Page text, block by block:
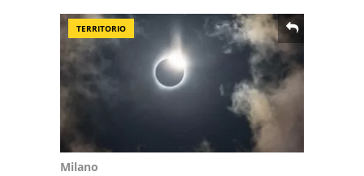
TERRITORIO
Milano